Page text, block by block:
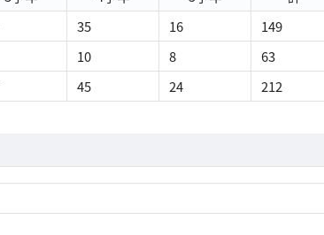
35 16
149
10 8
63
45 24 212